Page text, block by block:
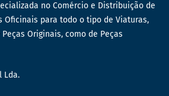
no Comércio e Distribuição de
Oficinais para todo o tipo de Viaturas,
Originais, como de Peças
Lda.